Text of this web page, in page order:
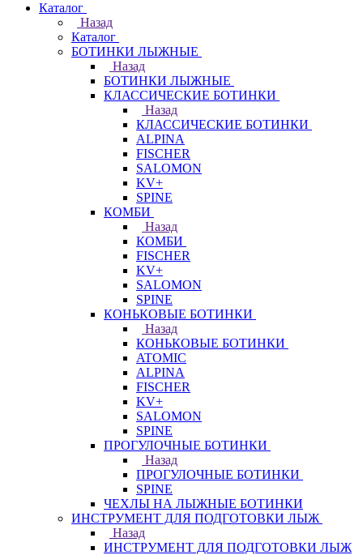
Каталог
Назад
Каталог
БОТИНКИ ЛЫЖНЫЕ
Назад
БОТИНКИ ЛЫЖНЫЕ
КЛАССИЧЕСКИЕ БОТИНКИ
Назад
КЛАССИЧЕСКИЕ БОТИНКИ
ALPINA
FISCHER
SALOMON
KV+
SPINE
КОМБИ
Назад
КОМБИ
FISCHER
KV+
SALOMON
SPINE
КОНЬКОВЫЕ БОТИНКИ
Назад
КОНЬКОВЫЕ БОТИНКИ
ATOMIC
ALPINA
FISCHER
KV+
SALOMON
SPINE
ПРОГУЛОЧНЫЕ БОТИНКИ
Назад
ПРОГУЛОЧНЫЕ БОТИНКИ
SPINE
ЧЕХЛЫ НА ЛЫЖНЫЕ БОТИНКИ
ИНСТРУМЕНТ ДЛЯ ПОДГОТОВКИ ЛЫЖ
Назад
ИНСТРУМЕНТ ДЛЯ ПОДГОТОВКИ ЛЫЖ